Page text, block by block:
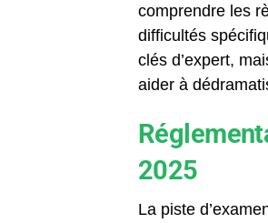
comprendre les
difficultés
clés d’expert,
aider à
2025
La piste